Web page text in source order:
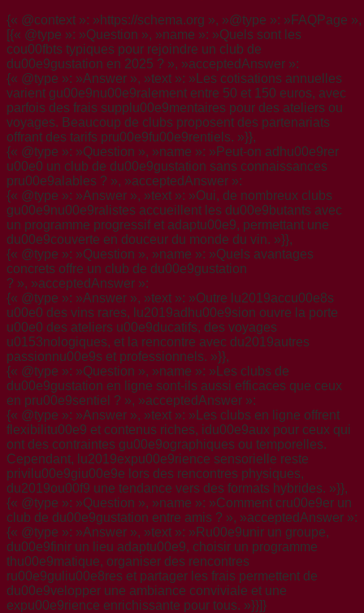
{« @context »: »https://schema.org », »@type »: »FAQPage
[{« @type »: »Question », »name »: »Quels sont les
cou00fbts typiques pour rejoindre un club de
du00e9gustation en 2025 ? », »acceptedAnswer »:
{« @type »: »Answer », »text »: »Les cotisations annuelles
varient gu00e9nu00e9ralement entre 50 et 150 euros, avec
parfois des frais supplu00e9mentaires pour des ateliers ou
voyages. Beaucoup de clubs proposent des partenariats
offrant des tarifs pru00e9fu00e9rentiels. »}},
{« @type »: »Question », »name »: »Peut-on adhu00e9rer
u00e0 un club de du00e9gustation sans connaissances
pru00e9alables ? », »acceptedAnswer »:
{« @type »: »Answer », »text »: »Oui, de nombreux clubs
gu00e9nu00e9ralistes accueillent les du00e9butants avec
un programme progressif et adaptu00e9, permettant une
du00e9couverte en douceur du monde du vin. »}},
{« @type »: »Question », »name »: »Quels avantages
concrets offre un club de du00e9gustation
? », »acceptedAnswer »:
{« @type »: »Answer », »text »: »Outre lu2019accu00e8s
u00e0 des vins rares, lu2019adhu00e9sion ouvre la porte
u00e0 des ateliers u00e9ducatifs, des voyages
u0153nologiques, et la rencontre avec du2019autres
passionnu00e9s et professionnels. »}},
{« @type »: »Question », »name »: »Les clubs de
du00e9gustation en ligne sont-ils aussi efficaces que ceux
en pru00e9sentiel ? », »acceptedAnswer »:
{« @type »: »Answer », »text »: »Les clubs en ligne offrent
flexibilitu00e9 et contenus riches, idu00e9aux pour ceux qui
ont des contraintes gu00e9ographiques ou temporelles.
Cependant, lu2019expu00e9rience sensorielle reste
privilu00e9giu00e9e lors des rencontres physiques,
du2019ou00f9 une tendance vers des formats hybrides. »}},
{« @type »: »Question », »name »: »Comment cru00e9er un
club de du00e9gustation entre amis ? », »acceptedAnswer »:
{« @type »: »Answer », »text »: »Ru00e9unir un groupe,
du00e9finir un lieu adaptu00e9, choisir un programme
thu00e9matique, organiser des rencontres
ru00e9guliu00e8res et partager les frais permettent de
du00e9velopper une ambiance conviviale et une
expu00e9rience enrichissante pour tous. »}}]}